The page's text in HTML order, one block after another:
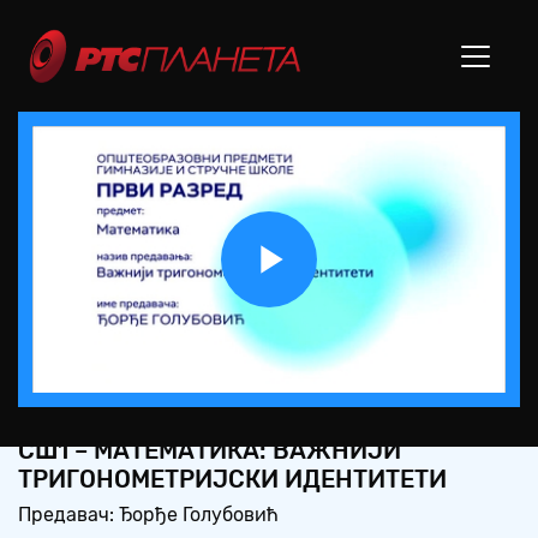
Play
Video
СШ1 – МАТЕМАТИКА: ВАЖНИЈИ
ТРИГОНОМЕТРИЈСКИ ИДЕНТИТЕТИ
Предавач: Ђорђе Голубовић